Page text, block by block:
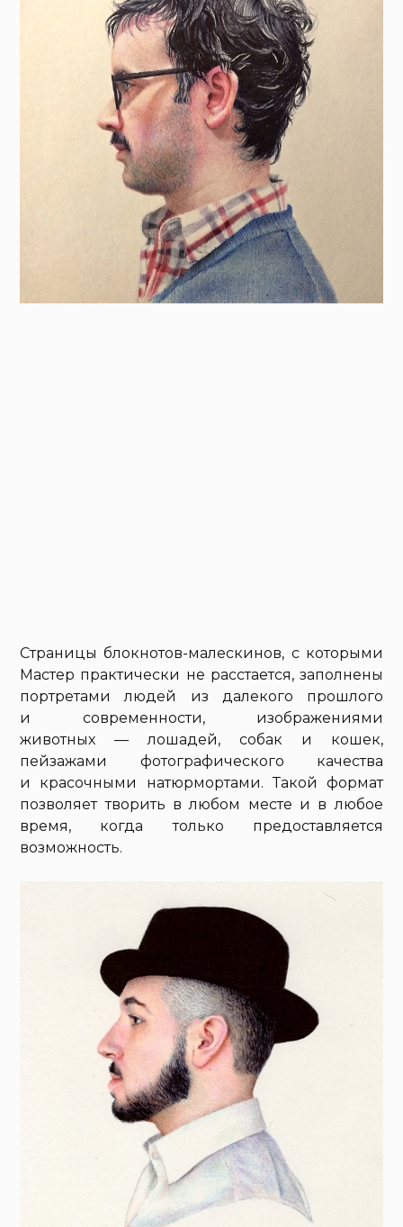
Страницы блокнотов-малескинов, с которыми
Мастер практически не расстается, заполнены
портретами людей из далекого прошлого
и современности, изображениями
животных — лошадей, собак и кошек,
пейзажами фотографического качества
и красочными натюрмортами. Такой формат
позволяет творить в любом месте и в любое
время, когда только предоставляется
возможность.